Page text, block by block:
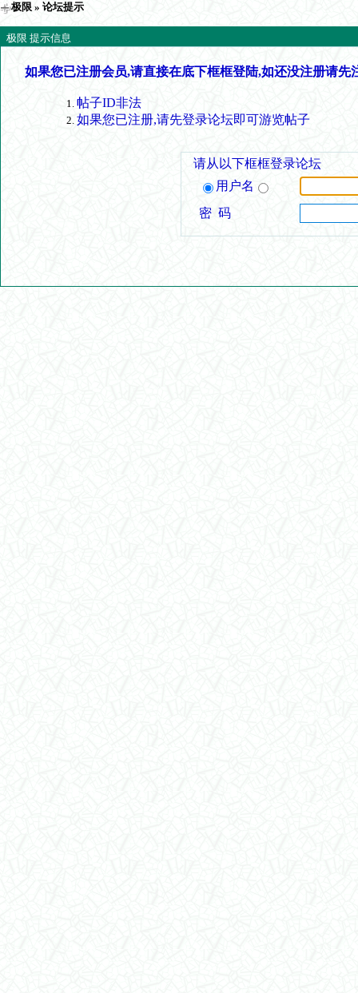
极限 » 论坛提示
极限 提示信息
如果您已注册会员,请直接在底下框框登陆,如还没注册请先
帖子ID非法
如果您已注册,请先登录论坛即可游览帖子
请从以下框框登录论坛
用户名
密 码